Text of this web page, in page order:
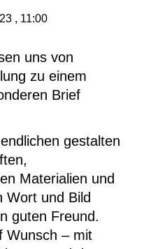
, 11:00
uns von
zu einem
Brief
gestalten
Materialien und
Wort und Bild
guten Freund.
Wunsch – mit